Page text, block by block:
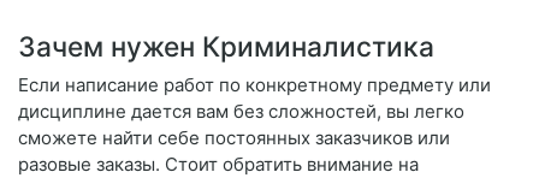
Зачем нужен Криминалистика
Если написание работ по конкретному предмету или
дисциплине дается вам без сложностей, вы легко
сможете найти себе постоянных заказчиков или
разовые заказы. Стоит обратить внимание на